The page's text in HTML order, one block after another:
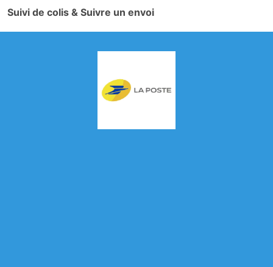
Suivi de colis & Suivre un envoi